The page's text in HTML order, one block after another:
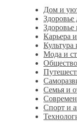
Дом и
Здоровье
Карьера
Культура
Мода и
Семья и
Спорт и